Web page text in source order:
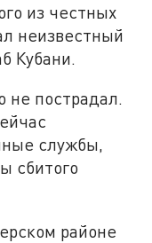
из честных
неизвестный
Кубани.
не пострадал.
службы,
сбитого
районе